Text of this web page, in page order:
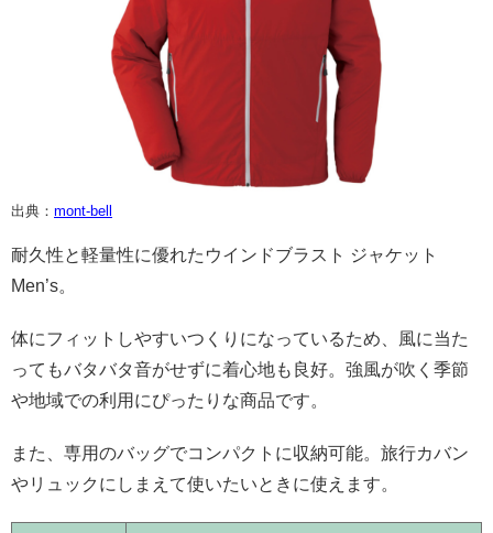
出典： mont-bell
耐久性と軽量性に優れたウインドブラスト ジャケット
Men’s。
体にフィットしやすいつくりになっているため、風に当た
ってもバタバタ音がせずに着心地も良好。強風が吹く季節
や地域での利用にぴったりな商品です。
また、専用のバッグでコンパクトに収納可能。旅行カバン
やリュックにしまえて使いたいときに使えます。